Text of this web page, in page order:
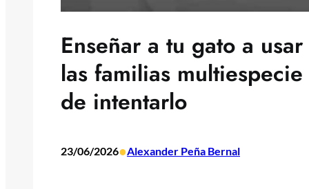
Enseñar a tu gato a
las familias
de intentarlo
23/06/2026•Alexander Peña Bernal